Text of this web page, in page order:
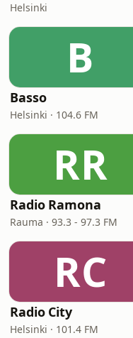
Helsinki
B
Basso
Helsinki · 104.6 FM
RR
Radio Ramona
Rauma · 93.3 - 97.3 FM
RC
Radio City
Helsinki · 101.4 FM